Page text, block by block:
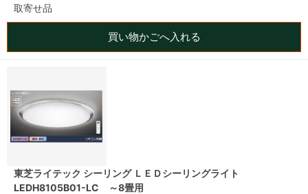
取寄せ品
買い物かごへ入れる
東芝ライテック シーリング ＬＥＤシーリングライト
LEDH8105B01-LC ～8畳用